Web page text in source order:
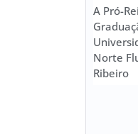
A Pró-
Norte
Ribeiro